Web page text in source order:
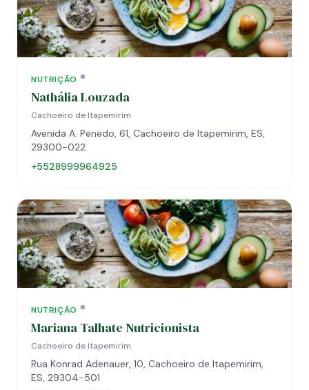
NUTRIÇÃO
Nathália Louzada
Cachoeiro de Itapemirim
Avenida A. Penedo, 61, Cachoeiro de Itapemirim, ES,
29300-022
+5528999964925
NUTRIÇÃO
Mariana Talhate Nutricionista
Cachoeiro de Itapemirim
Rua Konrad Adenauer, 10, Cachoeiro de Itapemirim,
ES, 29304-501